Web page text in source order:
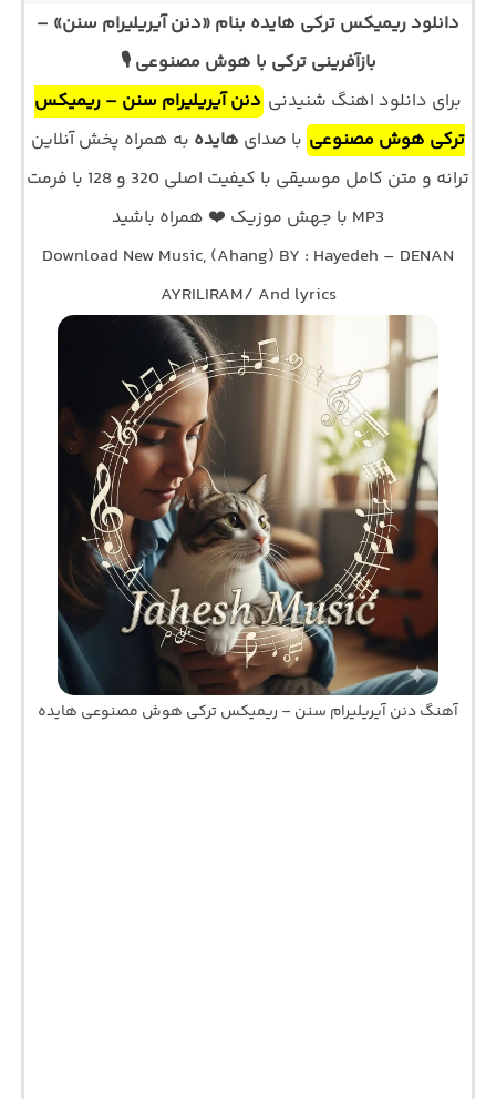
دانلود ریمیکس ترکی هایده بنام «دنن آیریلیرام سنن» –
بازآفرینی ترکی با هوش مصنوعی 🎙️
برای دانلود اهنگ شنیدنی دنن آیریلیرام سنن – ریمیکس
ترکی هوش مصنوعی با صدای هایده به همراه پخش آنلاین
ترانه و متن کامل موسیقی با کیفیت اصلی 320 و 128 با فرمت
MP3 با جهش موزیک ❤️ همراه باشید
Download New Music, (Ahang) BY : Hayedeh – DENAN
AYRILIRAM/ And lyrics
آهنگ دنن آیریلیرام سنن – ریمیکس ترکی هوش مصنوعی هایده